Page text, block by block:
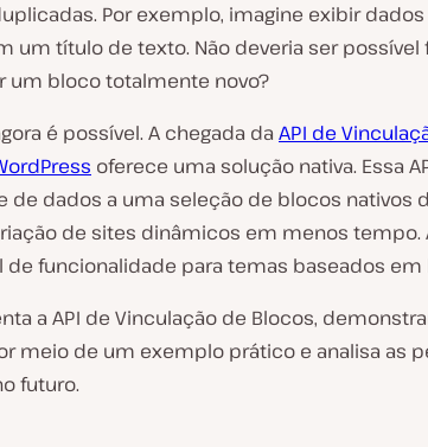
Por exemplo, imagine exibir
um título de texto. Não deveria ser possível
um bloco totalmente novo?
é possível. A chegada da API de
oferece uma solução nativa. Essa
de dados a uma seleção de blocos nativos
de sites dinâmicos em menos tempo.
de funcionalidade para temas baseados em
a API de Vinculação de Blocos,
meio de um exemplo prático e analisa as
futuro.